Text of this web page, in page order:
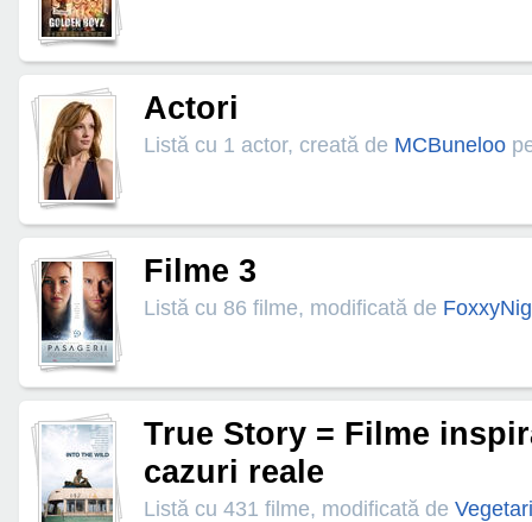
Actori
Listă cu 1 actor, creată de MCBuneloo
Filme 3
Listă cu 86 filme, modificată de
True Story = Filme
cazuri reale
Listă cu 431 filme, modificată de